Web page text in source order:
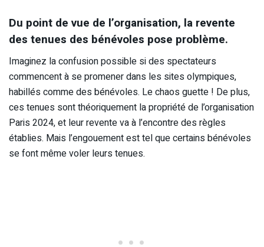
Du point de vue de l’organisation, la revente
des tenues des bénévoles pose problème.
Imaginez la confusion possible si des spectateurs
commencent à se promener dans les sites olympiques,
habillés comme des bénévoles. Le chaos guette ! De plus,
ces tenues sont théoriquement la propriété de l’organisation
Paris 2024, et leur revente va à l’encontre des règles
établies. Mais l’engouement est tel que certains bénévoles
se font même voler leurs tenues.